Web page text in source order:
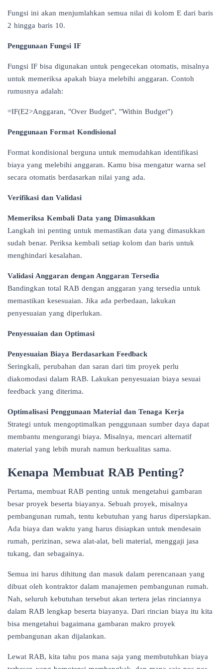
Fungsi ini akan menjumlahkan semua nilai di kolom E dari baris
2 hingga baris 10.
Penggunaan Fungsi IF
Fungsi IF bisa digunakan untuk pengecekan otomatis, misalnya
untuk memeriksa apakah biaya melebihi anggaran. Contoh
rumusnya adalah:
=IF(E2>Anggaran, "Over Budget", "Within Budget")
Penggunaan Format Kondisional
Format kondisional berguna untuk memudahkan identifikasi
biaya yang melebihi anggaran. Kamu bisa mengatur warna sel
secara otomatis berdasarkan nilai yang ada.
Verifikasi dan Validasi
Memeriksa Kembali Data yang Dimasukkan
Langkah ini penting untuk memastikan data yang dimasukkan
sudah benar. Periksa kembali setiap kolom dan baris untuk
menghindari kesalahan.
Validasi Anggaran dengan Anggaran Tersedia
Bandingkan total RAB dengan anggaran yang tersedia untuk
memastikan kesesuaian. Jika ada perbedaan, lakukan
penyesuaian yang diperlukan.
Penyesuaian dan Optimasi
Penyesuaian Biaya Berdasarkan Feedback
Seringkali, perubahan dan saran dari tim proyek perlu
diakomodasi dalam RAB. Lakukan penyesuaian biaya sesuai
feedback yang diterima.
Optimalisasi Penggunaan Material dan Tenaga Kerja
Strategi untuk mengoptimalkan penggunaan sumber daya dapat
membantu mengurangi biaya. Misalnya, mencari alternatif
material yang lebih murah namun berkualitas sama.
Kenapa Membuat RAB Penting?
Pertama, membuat RAB penting untuk mengetahui gambaran
besar proyek beserta biayanya. Sebuah proyek, misalnya
pembangunan rumah, tentu kebutuhan yang harus dipersiapkan.
Ada biaya dan waktu yang harus disiapkan untuk mendesain
rumah, perizinan, sewa alat-alat, beli material, menggaji jasa
tukang, dan sebagainya.
Semua ini harus dihitung dan masuk dalam perencanaan yang
dibuat oleh kontraktor dalam manajemen pembangunan rumah.
Nah, seluruh kebutuhan tersebut akan tertera jelas rinciannya
dalam RAB lengkap beserta biayanya. Dari rincian biaya itu kita
bisa mengetahui bagaimana gambaran makro proyek
pembangunan akan dijalankan.
Lewat RAB, kita tahu pos mana saja yang membutuhkan biaya